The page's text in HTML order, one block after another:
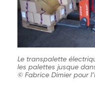
Le transpalette
les palettes jusque
© Fabrice Dimier pour